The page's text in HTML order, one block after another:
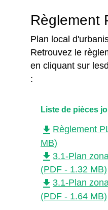
Règlement
Plan local
Retrouvez le
en cliquant sur
:
Liste de pièces
file_download Règlement
MB)
file_download 3.1-Plan
(PDF - 1.32 MB)
file_download 3.1-Plan
(PDF - 1.64 MB)